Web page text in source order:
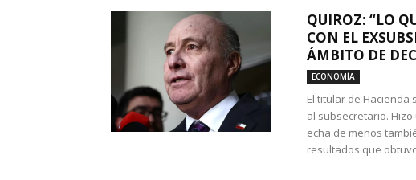
QUIROZ: “LO
CON EL
ÁMBITO DE
ECONOMÍA
El titular de Hacienda
al subsecretario.
echa de menos
resultados que